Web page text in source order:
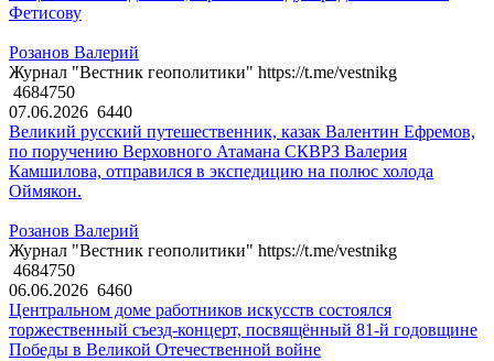
Фетисову
Розанов Валерий
Журнал "Вестник геополитики" https://t.me/vestnikg
4684750
07.06.2026 6440
Великий русский путешественник, казак Валентин Ефремов,
по поручению Верховного Атамана СКВРЗ Валерия
Камшилова, отправился в экспедицию на полюс холода
Оймякон.
Розанов Валерий
Журнал "Вестник геополитики" https://t.me/vestnikg
4684750
06.06.2026 6460
Центральном доме работников искусств состоялся
торжественный съезд-концерт, посвящённый 81-й годовщине
Победы в Великой Отечественной войне